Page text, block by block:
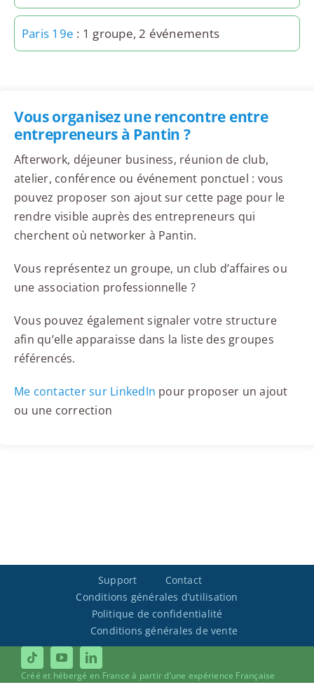
Paris 19e : 1 groupe, 2 événements
Vous organisez une rencontre entre
entrepreneurs à Pantin ?
Afterwork, déjeuner business, réunion de club,
atelier, conférence ou événement ponctuel : vous
pouvez proposer son ajout sur cette page pour le
rendre visible auprès des entrepreneurs qui
cherchent où networker à Pantin.
Vous représentez un groupe, un club d’affaires ou
une association professionnelle ?
Vous pouvez également signaler votre structure
afin qu’elle apparaisse dans la liste des groupes
référencés.
Me contacter sur LinkedIn pour proposer un ajout
ou une correction
Support
Contact
Conditions générales d’utilisation
Politique de confidentialité
Conditions générales de vente
Créé et hébergé en France à partir d’une expérience Française